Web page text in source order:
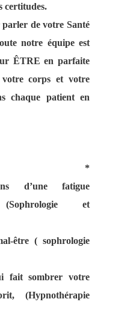
certitudes.
de votre Santé
notre équipe est
ÊTRE en parfaite
corps et votre
chaque patient en
*
d’une fatigue
(Sophrologie et
être ( sophrologie
fait sombrer votre
(Hypnothérapie